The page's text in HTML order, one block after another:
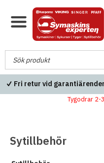
Fri frakt över 600kr
Tygodrar 2-
Sytillbehör